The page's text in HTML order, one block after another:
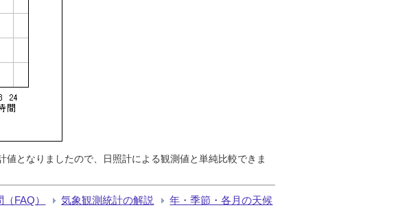
となりましたので、日照計による観測値と単純比較できま
FAQ） 気象観測統計の解説 年・季節・各月の天候